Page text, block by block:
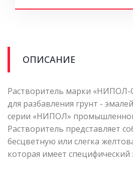
ОПИСАНИЕ
Растворитель марки «НИПОЛ-
для разбавления грунт -
серии «НИПОЛ»
Растворитель представляет
бесцветную или слегка
которая имеет специфический